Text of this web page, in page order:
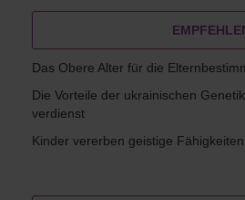
Das Obere Alter für die
Die Vorteile der ukrainischen
verdienst
Kinder vererben geistige